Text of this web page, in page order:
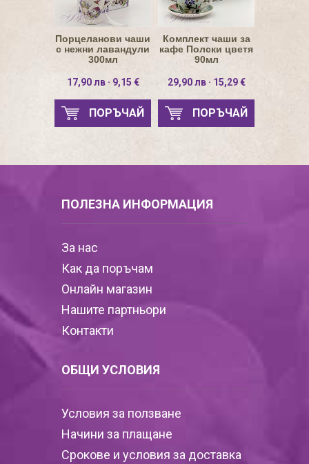
Порцеланови чаши
с нежни лавандули
300мл
17,90 лв · 9,15 €
ПОРЪЧАЙ
Комплект чаши за
кафе Полски цветя
90мл
29,90 лв · 15,29 €
ПОРЪЧАЙ
ПОЛЕЗНА ИНФОРМАЦИЯ
За нас
Как да поръчам
Онлайн магазин
Нашите партньори
Контакти
ОБЩИ УСЛОВИЯ
Условия за ползване
Начини за плащане
Срокове и условия за доставка